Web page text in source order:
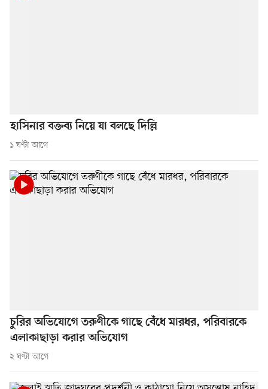
হাসিনার বক্তব্য নিয়ে যা বলছে দিল্লি
১ ঘণ্টা আগে
চুরির অভিযোগে তরুণীকে গাছে বেঁধে মারধর, পরিবারকে
এলাকাছাড়া করার অভিযোগ
২ ঘণ্টা আগে